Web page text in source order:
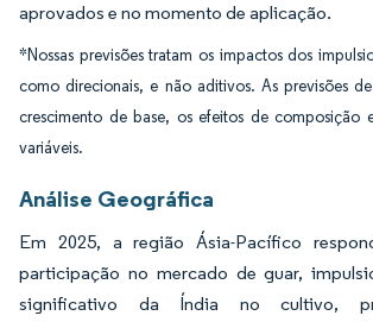
aprovados e no momento de aplicação.
*Nossas previsões tratam os impactos dos
como direcionais, e não aditivos. As previsões
crescimento de base, os efeitos de composição
variáveis.
Análise Geográfica
Em 2025, a região Ásia-Pacífico
participação no mercado de guar,
significativo da Índia no cultivo,